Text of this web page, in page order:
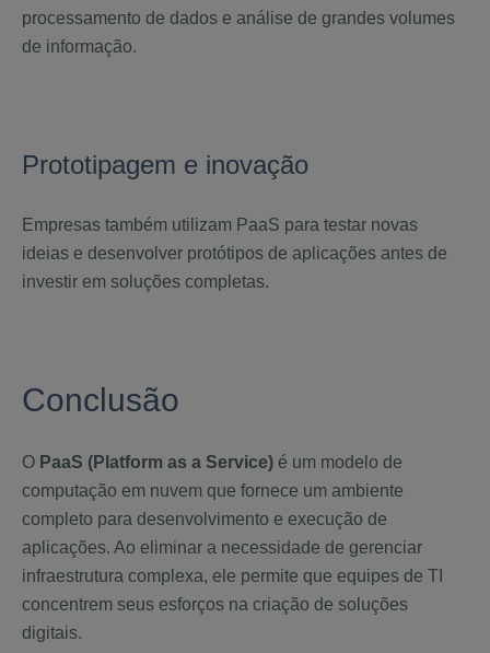
processamento de dados e análise de grandes volumes
de informação.
Prototipagem e inovação
Empresas também utilizam PaaS para testar novas
ideias e desenvolver protótipos de aplicações antes de
investir em soluções completas.
Conclusão
O PaaS (Platform as a Service) é um modelo de
computação em nuvem que fornece um ambiente
completo para desenvolvimento e execução de
aplicações. Ao eliminar a necessidade de gerenciar
infraestrutura complexa, ele permite que equipes de TI
concentrem seus esforços na criação de soluções
digitais.